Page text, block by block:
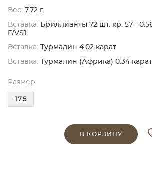
Вес: 7.72 г.
Вставка: Бриллианты 72 шт. кр. 57 -
F/VS1
Вставка: Турмалин 4.02 карат
Вставка: Турмалин (Африка) 0.34 карат
Размер
17.5
В КОРЗИНУ